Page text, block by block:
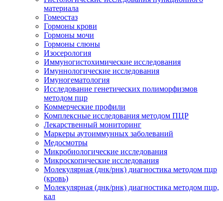
материала
Гомеостаз
Гормоны крови
Гормоны мочи
Гормоны слюны
Изосерология
Иммуногистохимические исследования
Имуннологические исследования
Имуногематология
Исследование генетических полиморфизмов
методом пцр
Коммерческие профили
Комплексные исследования методом ПЦР
Лекарственный мониторинг
Маркеры аутоиммунных заболеваний
Медосмотры
Микробиологические исследования
Микроскопические исследования
Молекулярная (днк/рнк) диагностика методом пцр
(кровь)
Молекулярная (днк/рнк) диагностика методом пцр,
кал